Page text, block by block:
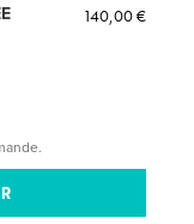
140,00 €